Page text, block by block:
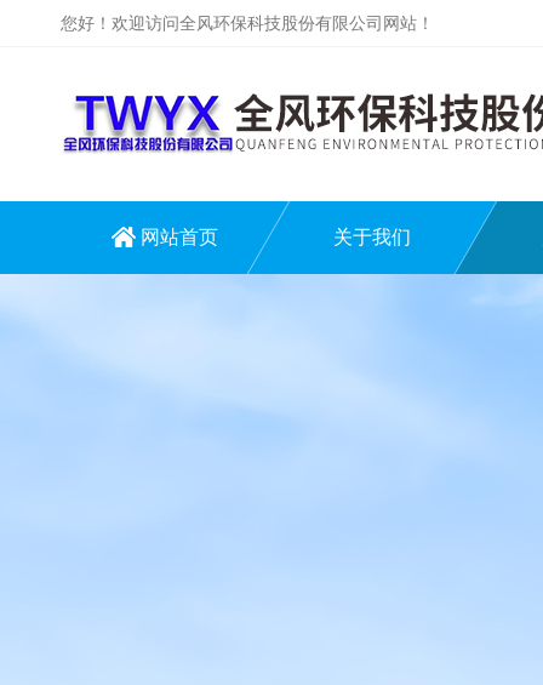
您好！欢迎访问全风环保科技股份有限公司网站！
网站首页 关于我们